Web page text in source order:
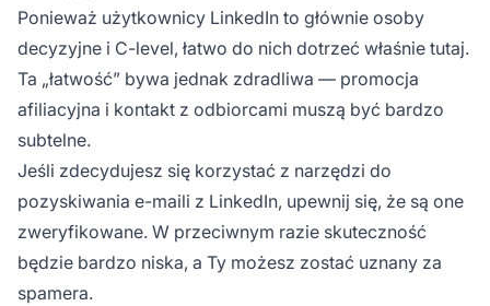
Ponieważ użytkownicy LinkedIn to głównie osoby
decyzyjne i C-level, łatwo do nich dotrzeć właśnie tutaj.
Ta „łatwość” bywa jednak zdradliwa — promocja
afiliacyjna i kontakt z odbiorcami muszą być bardzo
subtelne.
Jeśli zdecydujesz się korzystać z narzędzi do
pozyskiwania e-maili z LinkedIn, upewnij się, że są one
zweryfikowane. W przeciwnym razie skuteczność
będzie bardzo niska, a Ty możesz zostać uznany za
spamera.